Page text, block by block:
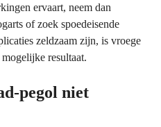
ervaart, neem dan
of zoek spoedeisende
zeldzaam zijn, is vroege
resultaat.
pegol niet